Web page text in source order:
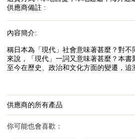
供應商備註 :
內容簡介:
稱日本為「現代」社會意味著甚麼？對不
來說，「現代」一詞又意味著甚麼？本書
至今在歷史、政治和文化方面的變遷，
供應商的所有產品
你可能也會喜歡：